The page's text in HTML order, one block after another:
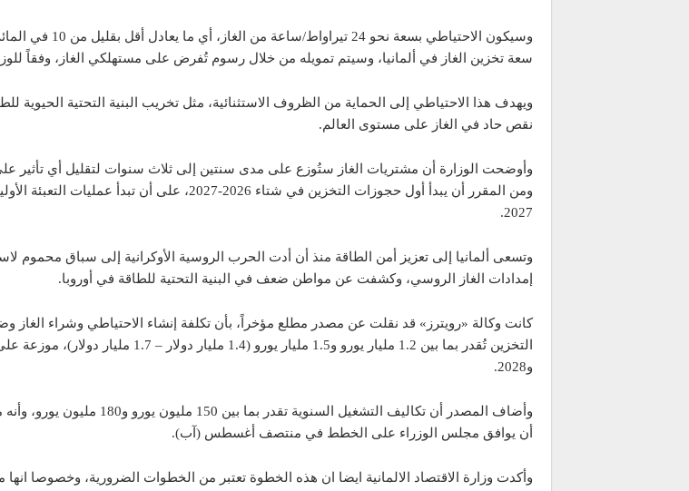
وسيكون الاحتياطي بسعة نحو 24
سعة تخزين الغاز في ألمانيا، وسيتم تمويله من خلال رسوم تُفرض على مستهلكي الغاز، وفقاً
ويهدف هذا الاحتياطي إلى الحماية من الظروف الاستثنائية، مثل تخريب البنية التحتية الحيوية
نقص حاد في الغاز على مستوى العالم.
وأوضحت الوزارة أن مشتريات الغاز ستُوزع على مدى سنتين إلى ثلاث سنوات لتقليل أي تأثير
ومن المقرر أن يبدأ أول حجوزات التخزين في شتاء 2026-2027، على أن تبدأ
2027.
وتسعى ألمانيا إلى تعزيز أمن الطاقة منذ أن أدت الحرب الروسية الأوكرانية إلى سباق محموم
إمدادات الغاز الروسي، وكشفت عن مواطن ضعف في البنية التحتية للطاقة في أوروبا.
كانت وكالة «رويترز» قد نقلت عن مصدر مطلع مؤخراً، بأن تكلفة إنشاء الاحتياطي وشراء الغاز
و2028.
وأضاف المصدر أن تكاليف التشغيل السنوية تقدر بما بين 150
أن يوافق مجلس الوزراء على الخطط في منتصف أغسطس (آب).
وأكدت وزارة الاقتصاد الالمانية ايضا ان هذه الخطوة تعتبر من الخطوات الضرورية، وخصوصا